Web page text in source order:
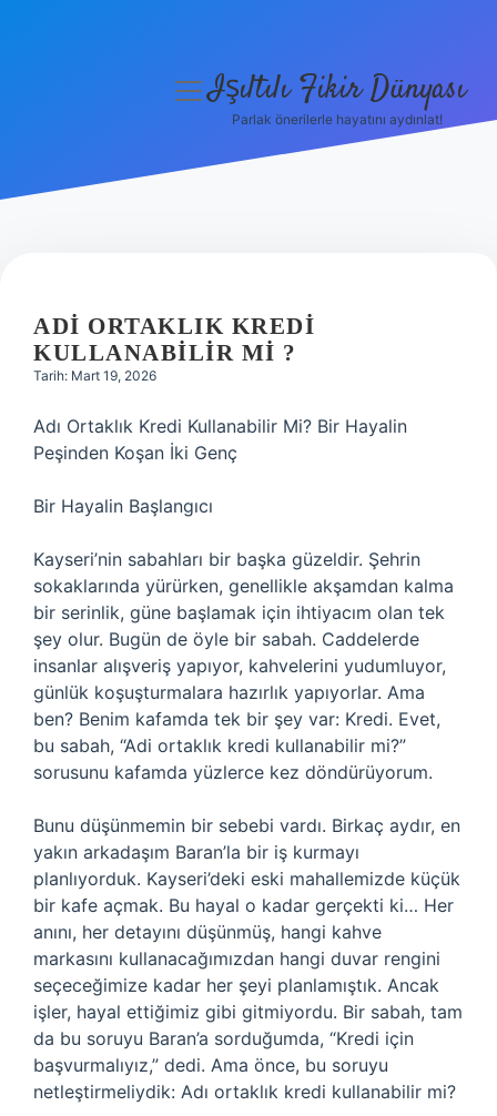
menüyüIşıltılı Fikir Dünyası
Parlak önerilerle hayatını aydınlat!
ADI ORTAKLIK KREDI
KULLANABILIR MI ?
Tarih: Mart 19, 2026
Adı Ortaklık Kredi Kullanabilir Mi? Bir Hayalin
Peşinden Koşan İki Genç
Bir Hayalin Başlangıcı
Kayseri’nin sabahları bir başka güzeldir. Şehrin
sokaklarında yürürken, genellikle akşamdan kalma
bir serinlik, güne başlamak için ihtiyacım olan tek
şey olur. Bugün de öyle bir sabah. Caddelerde
insanlar alışveriş yapıyor, kahvelerini yudumluyor,
günlük koşuşturmalara hazırlık yapıyorlar. Ama
ben? Benim kafamda tek bir şey var: Kredi. Evet,
bu sabah, “Adi ortaklık kredi kullanabilir mi?”
sorusunu kafamda yüzlerce kez döndürüyorum.
Bunu düşünmemin bir sebebi vardı. Birkaç aydır, en
yakın arkadaşım Baran’la bir iş kurmayı
planlıyorduk. Kayseri’deki eski mahallemizde küçük
bir kafe açmak. Bu hayal o kadar gerçekti ki… Her
anını, her detayını düşünmüş, hangi kahve
markasını kullanacağımızdan hangi duvar rengini
seçeceğimize kadar her şeyi planlamıştık. Ancak
işler, hayal ettiğimiz gibi gitmiyordu. Bir sabah, tam
da bu soruyu Baran’a sorduğumda, “Kredi için
başvurmalıyız,” dedi. Ama önce, bu soruyu
netleştirmeliydik: Adı ortaklık kredi kullanabilir mi?